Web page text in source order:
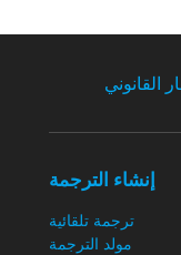
القانوني
إنشاء الترجمة
ترجمة تلقائية
مولد الترجمة